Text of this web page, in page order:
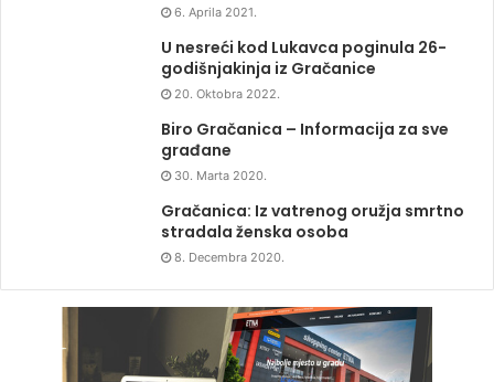
6. Aprila 2021.
U nesreći kod Lukavca poginula 26-
godišnjakinja iz Gračanice
20. Oktobra 2022.
Biro Gračanica – Informacija za sve
građane
30. Marta 2020.
Gračanica: Iz vatrenog oružja smrtno
stradala ženska osoba
8. Decembra 2020.